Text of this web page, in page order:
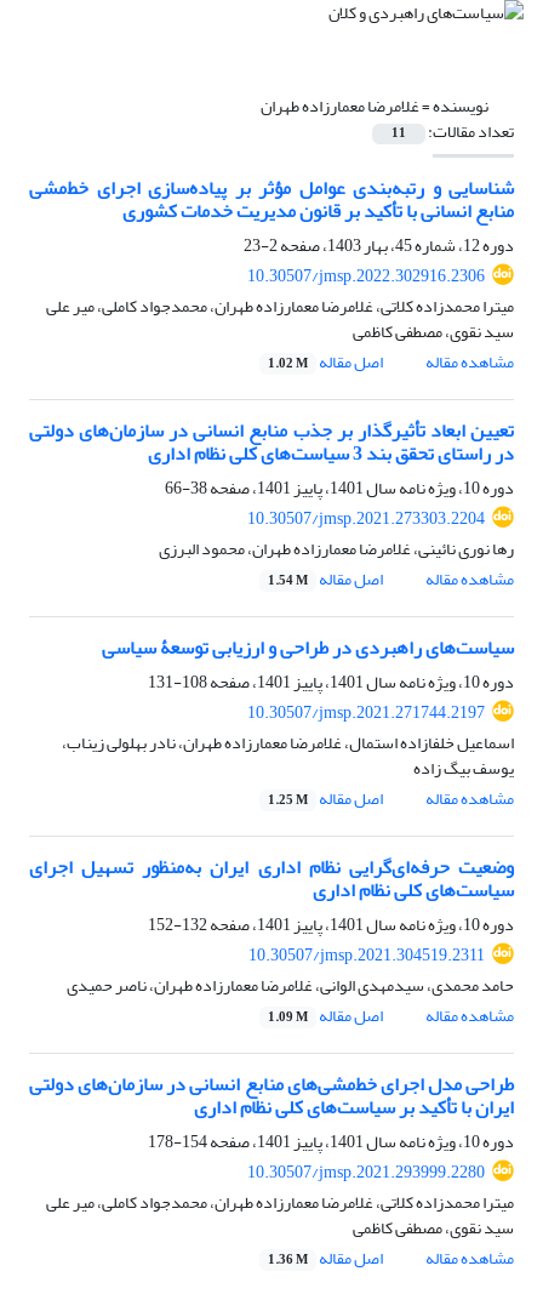
نویسنده =غلامرضا معمارزاده طهران
تعداد مقالات: 11
شناسایی و رتبه‌بندی عوامل مؤثر بر پیاده‌سازی اجرای خط‌مشی
منابع انسانی با تأکید بر قانون مدیریت خدمات کشوری
دوره 12، شماره 45، بهار 1403، صفحه
2-23
10.30507/jmsp.2022.302916.2306
میترا محمدزاده کلاتی، غلامرضا معمارزاده طهران، محمدجواد کاملی، میر علی
سید نقوی، مصطفی کاظمی
مشاهده مقاله
اصل مقاله 1.02 M
تعیین ابعاد تأثیرگذار بر جذب منابع انسانی در سازمان‌های دولتی
در راستای تحقق بند 3 سیاست‌های کلی نظام اداری
دوره 10، ویژه نامه سال 1401، پاییز 1401، صفحه
38-66
10.30507/jmsp.2021.273303.2204
رها نوری نائینی، غلامرضا معمارزاده طهران، محمود البرزی
مشاهده مقاله
اصل مقاله 1.54 M
سیاست‌های راهبردی در طراحی و ارزیابی توسعۀ سیاسی
دوره 10، ویژه نامه سال 1401، پاییز 1401، صفحه
108-131
10.30507/jmsp.2021.271744.2197
اسماعیل خلفازاده استمال، غلامرضا معمارزاده طهران، نادر بهلولی زیناب،
یوسف بیگ زاده
مشاهده مقاله
اصل مقاله 1.25 M
وضعیت حرفه‌ای‌گرایی نظام اداری ایران به‌منظور تسهیل اجرای
سیاست‌های کلی نظام اداری
دوره 10، ویژه نامه سال 1401، پاییز 1401، صفحه
132-152
10.30507/jmsp.2021.304519.2311
حامد محمدی، سیدمهدی الوانی، غلامرضا معمارزاده طهران، ناصر حمیدی
مشاهده مقاله
اصل مقاله 1.09 M
طراحی مدل اجرای خط‌مشی‌های منابع انسانی در سازمان‌های دولتی
ایران با تأکید بر سیاست‌های کلی نظام اداری
دوره 10، ویژه نامه سال 1401، پاییز 1401، صفحه
154-178
10.30507/jmsp.2021.293999.2280
میترا محمدزاده کلاتی، غلامرضا معمارزاده طهران، محمدجواد کاملی، میر علی
سید نقوی، مصطفی کاظمی
مشاهده مقاله
اصل مقاله 1.36 M